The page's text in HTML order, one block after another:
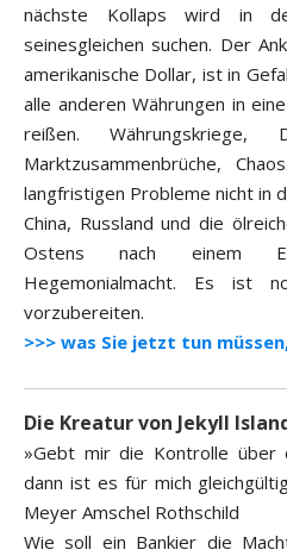
nächste Kollaps wird in
seinesgleichen suchen. Der
amerikanische Dollar, ist in
alle anderen Währungen in
reißen. Währungskriege,
Marktzusammenbrüche,
langfristigen Probleme nicht in
China, Russland und die
Ostens nach einem
Hegemonialmacht. Es ist
vorzubereiten.
>>> was Sie jetzt tun
Die Kreatur von Jekyll
»Gebt mir die Kontrolle über
dann ist es für mich
Meyer Amschel Rothschild
Wie soll ein Bankier die